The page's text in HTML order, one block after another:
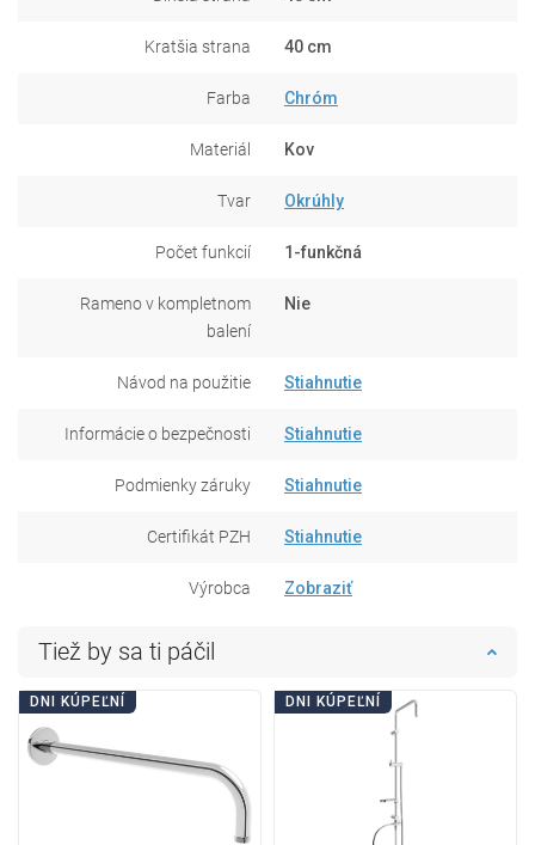
Kratšia strana 40 cm
Farba Chróm
Materiál Kov
Tvar Okrúhly
Počet funkcií 1-funkčná
Rameno v kompletnom
balení
Nie
Návod na použitie Stiahnutie
Informácie o bezpečnosti Stiahnutie
Podmienky záruky Stiahnutie
Certifikát PZH Stiahnutie
Výrobca Zobraziť
Tiež by sa ti páčil
DNI KÚPEĽNÍ DNI KÚPEĽNÍ